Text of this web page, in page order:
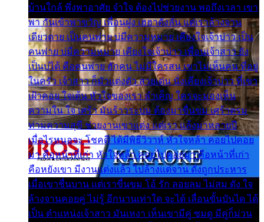
บ้านใกล้ พึ่งพาอาศัย จำใจ ต้องไปช่วยงาน พอถึงเวลา เขา
พา กันเข้าพาขวัญ เพื่อนฝูง เฮฮาดังลั่น แต่เราล้างจาน
เดียวดาย เป็นคนพ่าย บ่มีความหมาย เคียงใจเจ้าบ่าว เป็น
คนพ่าย บ่มีความหมาย เคียงใจเจ้าบ่าว เพื่อนเจ้าสาว ยัง
เป็นบ่ได้ คือคนพ่าย ฮักคน ไม่มีใครสน เขาไม่เห็นคน ที่อยู่
ในครัว เจ้าสาว ก็มัวแต่งตัว สวยเด่น นั่งเคียงเจ้าบ่าว ที่เขา
เฝ้าคอย ใจเต้น หัวใจของเรา ลำเค็ญ ใครจะมองเห็น
ความใน ใจ เศร้า มันร้าวระบม ต้องมาขื่นขม เศร้าตรม
ท่ามความสุขี ช่วยงานเขาแต่ง แต่เรา แล้งมาหลายปี
เมื่อไรหนอจะ โชคดี ได้มีพิธีวิวาห์ หัวใจหล้า คอยไปคอย
มา คือหน้าที่เก่า หัวใจหล้า คอยไปคอยมา คือหน้าที่เก่า
คือหยังเขา มีงานแต่งแล้ว ไปล้างแต่จาน ดั่งถูกประหาร
เมื่อเขาชื่นบาน แต่เราขื่นขม โอ้ รัก ลอยลม ไม่สม ดัง ใจ
ล้างจานคอยคู่ ไม่รู้ อีกนานเท่าใด จะได้ เลื่อนขั้นบันได ได้
เป็น ตำแหน่งเจ้าสาว มันเหงา เห็นเขามีคู่ ซมดู มีคู่ก็ม่วน